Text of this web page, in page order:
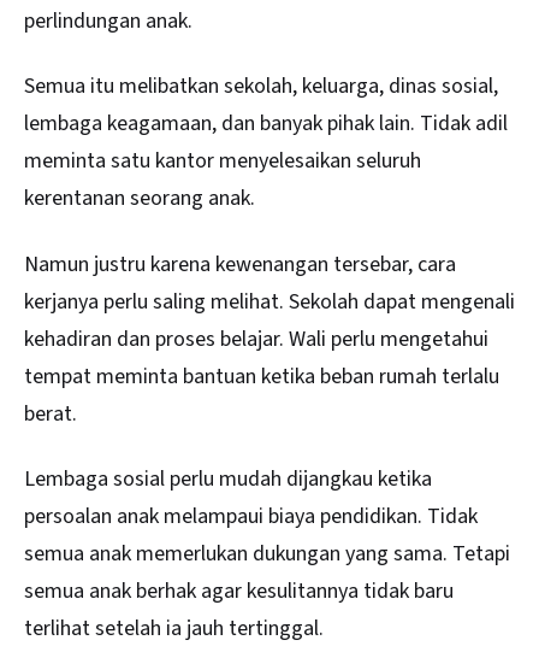
perlindungan anak.
Semua itu melibatkan sekolah, keluarga, dinas sosial,
lembaga keagamaan, dan banyak pihak lain. Tidak adil
meminta satu kantor menyelesaikan seluruh
kerentanan seorang anak.
Namun justru karena kewenangan tersebar, cara
kerjanya perlu saling melihat. Sekolah dapat mengenali
kehadiran dan proses belajar. Wali perlu mengetahui
tempat meminta bantuan ketika beban rumah terlalu
berat.
Lembaga sosial perlu mudah dijangkau ketika
persoalan anak melampaui biaya pendidikan. Tidak
semua anak memerlukan dukungan yang sama. Tetapi
semua anak berhak agar kesulitannya tidak baru
terlihat setelah ia jauh tertinggal.